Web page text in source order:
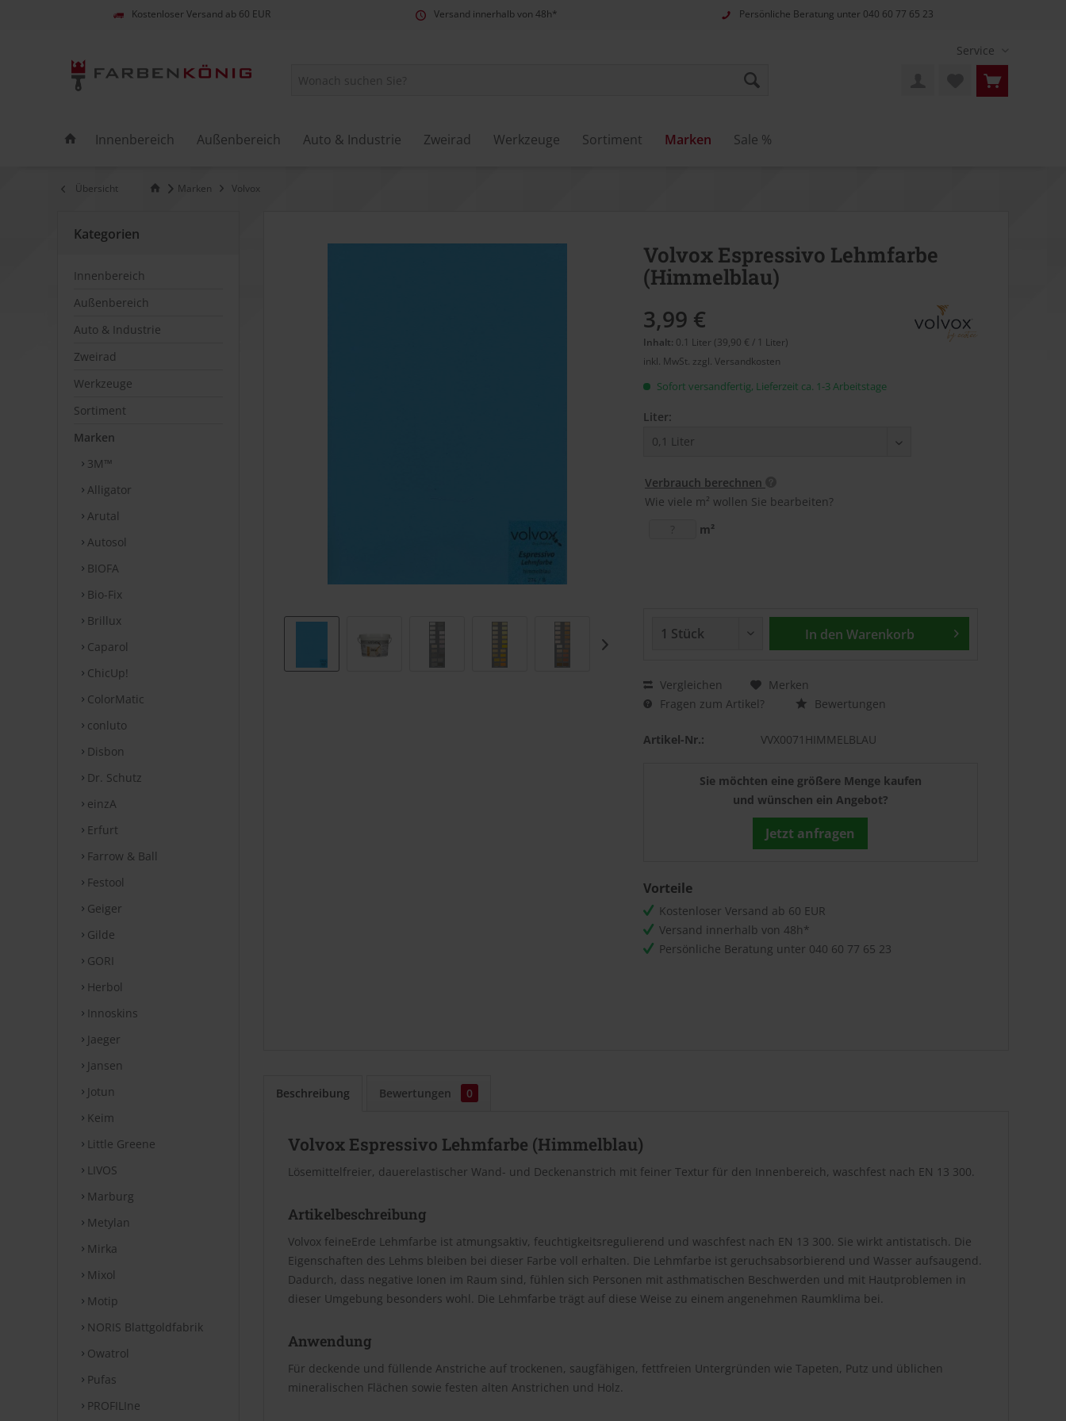
Kostenloser Versand ab 60 EUR Versand innerhalb von 48h* Persönliche Beratung unter 040 60 77 65 23
Service
Innenbereich Außenbereich Auto & Industrie Zweirad Werkzeuge Sortiment Marken Sale %
Übersicht Marken Volvox
Kategorien
Innenbereich
Außenbereich
Auto & Industrie
Zweirad
Werkzeuge
Sortiment
Marken
3M™
Alligator
Arutal
Autosol
BIOFA
Bio-Fix
Brillux
Caparol
ChicUp!
ColorMatic
conluto
Disbon
Dr. Schutz
einzA
Erfurt
Farrow & Ball
Festool
Geiger
Gilde
GORI
Herbol
Innoskins
Jaeger
Jansen
Jotun
Keim
Little Greene
LIVOS
Marburg
Metylan
Mirka
Mixol
Motip
NORIS Blattgoldfabrik
Owatrol
Pufas
PROFILIne
Volvox Espressivo Lehmfarbe
(Himmelblau)
3,99 €
Inhalt: 0.1 Liter (39,90 € / 1 Liter)
inkl. MwSt. zzgl. Versandkosten
Sofort versandfertig, Lieferzeit ca. 1-3 Arbeitstage
Liter:
Verbrauch berechnen
Wie viele m² wollen Sie bearbeiten?
m²
In den Warenkorb
Vergleichen
Merken
Fragen zum Artikel?
Bewertungen
Artikel-Nr.: VVX0071HIMMELBLAU
Sie möchten eine größere Menge kaufen
und wünschen ein Angebot?
Jetzt anfragen
Vorteile
Kostenloser Versand ab 60 EUR
Versand innerhalb von 48h*
Persönliche Beratung unter 040 60 77 65 23
Beschreibung Bewertungen 0
Volvox Espressivo Lehmfarbe (Himmelblau)
Lösemittelfreier, dauerelastischer Wand- und Deckenanstrich mit feiner Textur für den Innenbereich, waschfest nach EN 13 300.
Artikelbeschreibung
Volvox feineErde Lehmfarbe ist atmungsaktiv, feuchtigkeitsregulierend und waschfest nach EN 13 300. Sie wirkt antistatisch. Die
Eigenschaften des Lehms bleiben bei dieser Farbe voll erhalten. Die Lehmfarbe ist geruchsabsorbierend und Wasser aufsaugend.
Dadurch, dass negative Ionen im Raum sind, fühlen sich Personen mit asthmatischen Beschwerden und mit Hautproblemen in
dieser Umgebung besonders wohl. Die Lehmfarbe trägt auf diese Weise zu einem angenehmen Raumklima bei.
Anwendung
Für deckende und füllende Anstriche auf trockenen, saugfähigen, fettfreien Untergründen wie Tapeten, Putz und üblichen
mineralischen Flächen sowie festen alten Anstrichen und Holz.